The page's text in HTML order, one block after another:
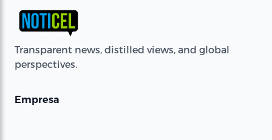
Transparent news, distilled views, and global
perspectives.
Empresa